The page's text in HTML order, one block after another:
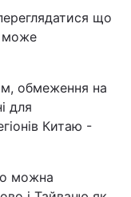
що
може
обмеження на
для
Китаю -
можна